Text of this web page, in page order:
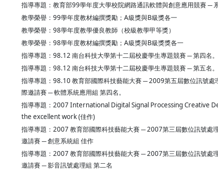
指導專題：教育部99學年度大學校院網路通訊軟體與創意應用競賽 ─
教學榮譽：99學年度教材編撰獎勵；A級獎與B級獎各一
教學榮譽：98學年度教學優良教師（校級教學甲等獎）
教學榮譽：98學年度教材編撰獎勵；A級獎與B級獎獎各一
指導專題：98.12 南台科技大學第十二屆校慶學生專題競賽 ─ 第四名。
指導專題：98.12 南台科技大學第十二屆校慶學生專題競賽 ─ 第五名。
指導專題：98.10 教育部國際科技藝能大賽 ─ 2009第五屆數位訊號處
際邀請賽 ─ 軟體系統應用組 第四名。
指導專題：2007 International Digital Signal Processing Creative
the excellent work (佳作)
指導專題：2007 教育部國際科技藝能大賽 ─ 2007第三屆數位訊號處
邀請賽 ─ 創意系統組 佳作
指導專題：2007 教育部國際科技藝能大賽 ─ 2007第三屆數位訊號處
邀請賽 ─ 影音訊號處理組 第二名